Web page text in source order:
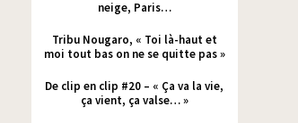
neige, Paris…
Tribu Nougaro, « Toi là-haut et
moi tout bas on ne se quitte pas »
De clip en clip #20 – « Ça va la vie,
ça vient, ça valse… »